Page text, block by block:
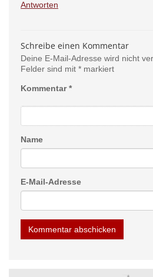
Antworten
Schreibe einen Kommentar
Deine E-Mail-Adresse wird nicht
Felder sind mit * markiert
Kommentar *
Name
E-Mail-Adresse